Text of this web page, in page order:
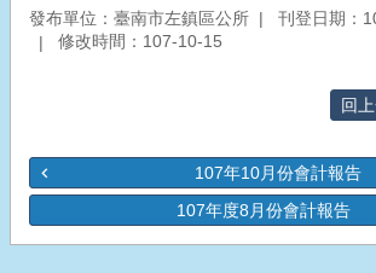
發布單位：臺南市左鎮區公所
刊登日期：
修改時間：107-10-15
回
107年10月份會計報告
107年度8月份會計報告